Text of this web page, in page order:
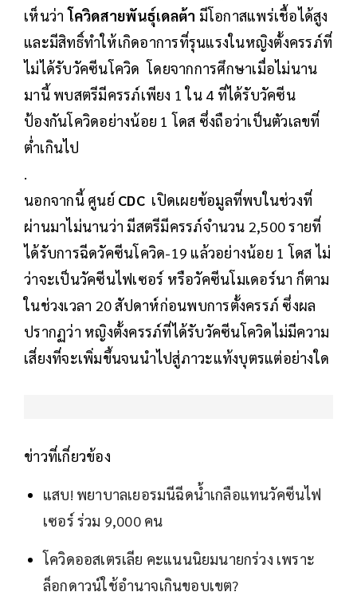
เห็นว่าโควิดสายพันธุ์เดลต้า มีโอกาสแพร่เชื้อได้สูง
และมีสิทธิ์ทำให้เกิดอาการที่รุนแรงในหญิงตั้งครรภ์ที่
ไม่ได้รับวัคซีนโควิด โดยจากการศึกษาเมื่อไม่นาน
มานี้ พบสตรีมีครรภ์เพียง 1 ใน 4 ที่ได้รับวัคซีน
ป้องกันโควิดอย่างน้อย 1 โดส ซึ่งถือว่าเป็นตัวเลขที่
ต่ำเกินไป
.
นอกจากนี้ ศูนย์ CDC เปิดเผยข้อมูลที่พบในช่วงที่
ผ่านมาไม่นานว่า มีสตรีมีครรภ์จำนวน 2,500 รายที่
ได้รับการฉีดวัคซีนโควิด-19 แล้วอย่างน้อย 1 โดส ไม่
ว่าจะเป็นวัคซีนไฟเซอร์ หรือวัคซีนโมเดอร์นา ก็ตาม
ในช่วงเวลา 20 สัปดาห์ก่อนพบการตั้งครรภ์ ซึ่งผล
ปรากฏว่า หญิงตั้งครรภ์ที่ได้รับวัคซีนโควิดไม่มีความ
เสี่ยงที่จะเพิ่มขึ้นจนนำไปสู่ภาวะแท้งบุตรแต่อย่างใด
ข่าวที่เกี่ยวข้อง
แสบ! พยาบาลเยอรมนีฉีดน้ำเกลือแทนวัคซีนไฟ
เซอร์ ร่วม 9,000 คน
โควิดออสเตรเลีย คะแนนนิยมนายกร่วง เพราะ
ล็อกดาวน์ใช้อำนาจเกินขอบเขต?